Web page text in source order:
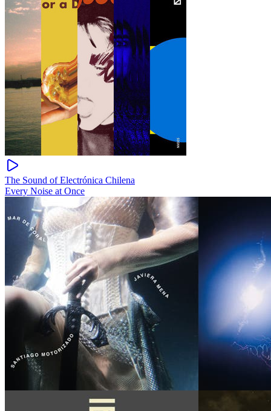
The Sound of Electrónica Chilena
Every Noise at Once